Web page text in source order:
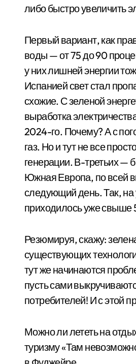
либо быстро увеличить
Первый вариант, как
воды — от 75 до 90
у них лишней энергии
Испанией свет стал
схожие. С зеленой
выработка
2024-го. Почему? А с
газ. Но и тут не все
генерации. В-третьих —
Южная Европа, по всей
следующий день. Так, на
приходилось уже свыше
Резюмируя, скажу:
существующих
тут же начинаются
пусть сами
потребителей! И с этой
Можно ли лететь на
туризму «Там